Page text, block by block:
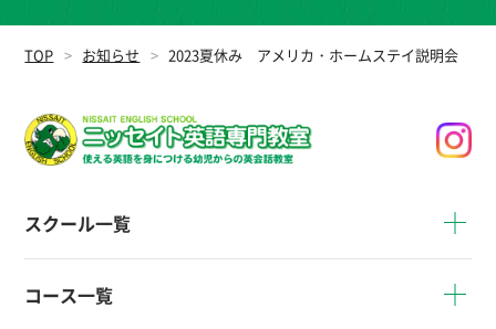
TOP お知らせ 2023夏休み アメリカ・ホームステイ説明会
スクール一覧
コース一覧